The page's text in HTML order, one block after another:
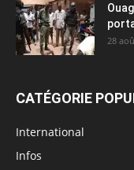
28
CATÉGORIE
International
Infos